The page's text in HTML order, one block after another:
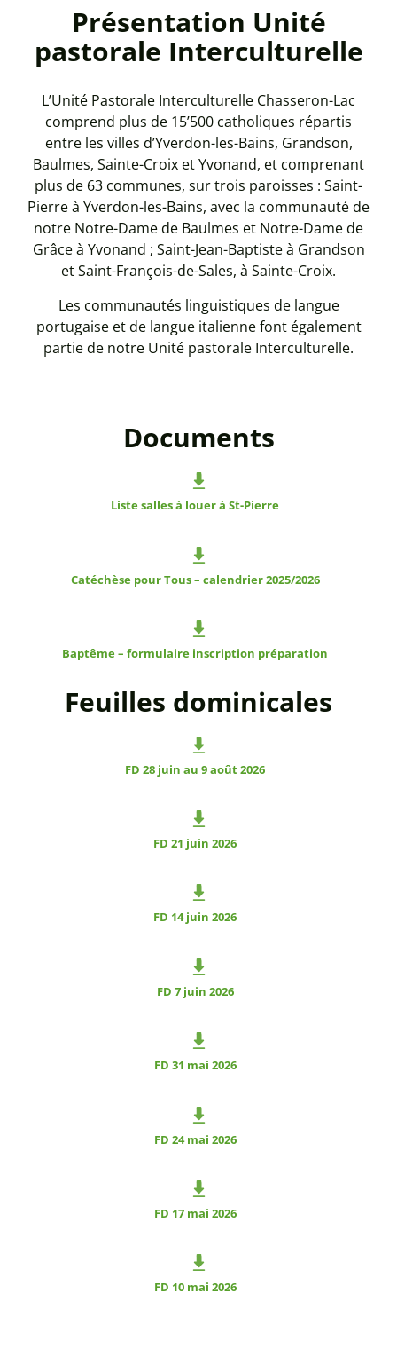
Présentation Unité
pastorale Interculturelle
L’Unité Pastorale Interculturelle Chasseron-Lac
comprend plus de 15’500 catholiques répartis
entre les villes d’Yverdon-les-Bains, Grandson,
Baulmes, Sainte-Croix et Yvonand, et comprenant
plus de 63 communes, sur trois paroisses : Saint-
Pierre à Yverdon-les-Bains, avec la communauté de
notre Notre-Dame de Baulmes et Notre-Dame de
Grâce à Yvonand ; Saint-Jean-Baptiste à Grandson
et Saint-François-de-Sales, à Sainte-Croix.
Les communautés linguistiques de langue
portugaise et de langue italienne font également
partie de notre Unité pastorale Interculturelle.
Documents
Liste salles à louer à St-Pierre
Catéchèse pour Tous – calendrier 2025/2026
Baptême – formulaire inscription préparation
Feuilles dominicales
FD 28 juin au 9 août 2026
FD 21 juin 2026
FD 14 juin 2026
FD 7 juin 2026
FD 31 mai 2026
FD 24 mai 2026
FD 17 mai 2026
FD 10 mai 2026